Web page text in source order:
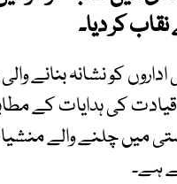
کر دیا۔
اداروں کو نشانہ
کی ہدایات کے
میں چلنے والے
ہے۔